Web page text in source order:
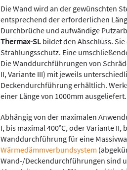
Die Wand wird an der gewünschten
entsprechend der erforderlichen
Durchbrüche und aufwändige
Thermax-SL bildet den Abschluss.
Strahlungsschutz. Eine
Die Wanddurchführungen von
II, Variante III) mit jeweils
Deckendurchführung erhältlich.
einer Länge von 1000mm ausgeliefert.
Abhängig von der maximalen
I, bis maximal 400°C, oder Variante II,
Wanddurchführung für eine
Wärmedämmverbundsystem
Wand-/Deckendurchführungen sind